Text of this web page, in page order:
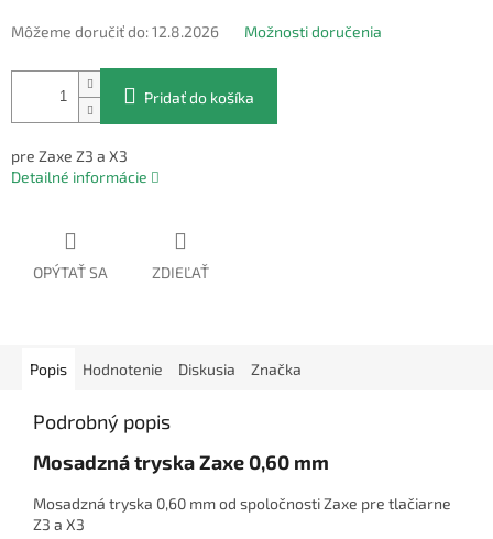
Môžeme doručiť do:12.8.2026 Možnosti doručenia
Pridať do košíka
pre Zaxe Z3 a X3
Detailné informácie
OPÝTAŤ SA ZDIEĽAŤ
Popis Hodnotenie Diskusia Značka
Podrobný popis
Mosadzná tryska Zaxe 0,60 mm
Mosadzná tryska 0,60 mm od spoločnosti Zaxe pre tlačiarne
Z3 a X3